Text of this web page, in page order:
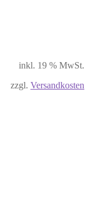
inkl. 19 % MwSt.
zzgl. Versandkosten